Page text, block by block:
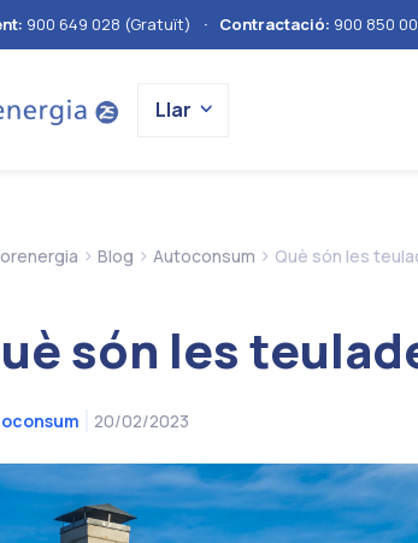
900 649 028 (Gratuït) · Contractació: 900 850
Llar
> Blog > Autoconsum > Què són les
són les
20/02/2023